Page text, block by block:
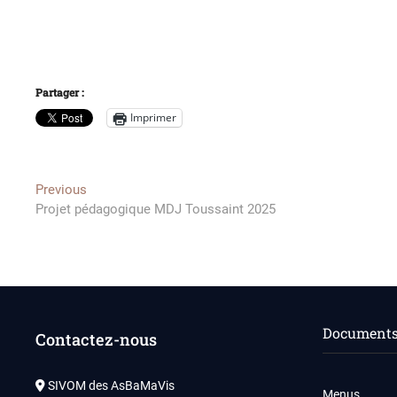
Partager :
Imprimer
Navigation
de
Previous
post:
Projet pédagogique MDJ Toussaint 2025
Contactez-nous
SIVOM des AsBaMaVis